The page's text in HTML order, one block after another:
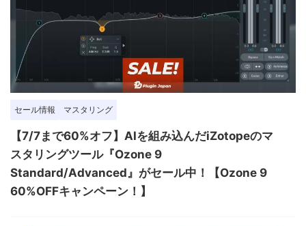
セール情報 マスタリング
【7/7まで60%オフ】AIを組み込んだiZotopeのマ
スタリングツール『Ozone 9
Standard/Advanced』がセール中！【Ozone 9
60%OFFキャンペーン！】